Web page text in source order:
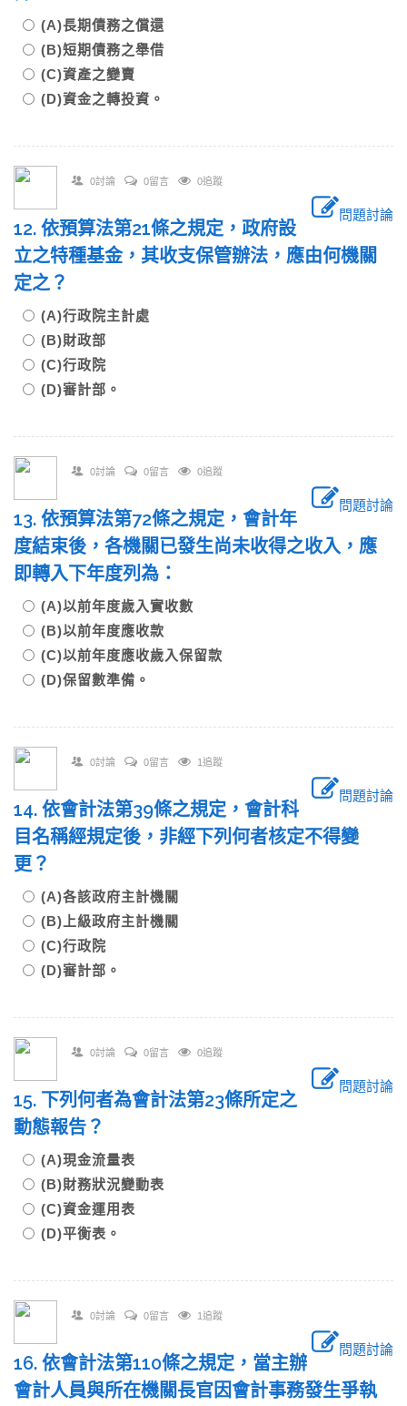
(A)長期債務之償還
(B)短期債務之舉借
(C)資產之變賣
(D)資金之轉投資。
0討論 0留言 0追蹤
問題討論
12. 依預算法第21條之規定，政府設
立之特種基金，其收支保管辦法，應由何機關
定之？
(A)行政院主計處
(B)財政部
(C)行政院
(D)審計部。
0討論 0留言 0追蹤
問題討論
13. 依預算法第72條之規定，會計年
度結束後，各機關已發生尚未收得之收入，應
即轉入下年度列為：
(A)以前年度歲入實收數
(B)以前年度應收款
(C)以前年度應收歲入保留款
(D)保留數準備。
0討論 0留言 1追蹤
問題討論
14. 依會計法第39條之規定，會計科
目名稱經規定後，非經下列何者核定不得變
更？
(A)各該政府主計機關
(B)上級政府主計機關
(C)行政院
(D)審計部。
0討論 0留言 0追蹤
問題討論
15. 下列何者為會計法第23條所定之
動態報告？
(A)現金流量表
(B)財務狀況變動表
(C)資金運用表
(D)平衡表。
0討論 0留言 1追蹤
問題討論
16. 依會計法第110條之規定，當主辦
會計人員與所在機關長官因會計事務發生爭執